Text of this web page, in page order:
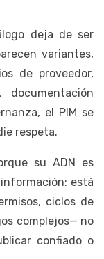
deja de ser
variantes,
de proveedor,
el PIM se
respeta.
su ADN es
está
ciclos de
complejos— no
confiado o